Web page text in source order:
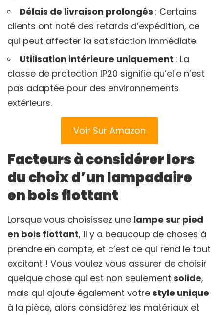
Délais de livraison prolongés : Certains
clients ont noté des retards d’expédition, ce
qui peut affecter la satisfaction immédiate.
Utilisation intérieure uniquement : La
classe de protection IP20 signifie qu’elle n’est
pas adaptée pour des environnements
extérieurs.
Voir Sur Amazon
Facteurs à considérer lors
du choix d’un lampadaire
en bois flottant
Lorsque vous choisissez une lampe sur pied
en bois flottant, il y a beaucoup de choses à
prendre en compte, et c’est ce qui rend le tout
excitant ! Vous voulez vous assurer de choisir
quelque chose qui est non seulement solide,
mais qui ajoute également votre style unique
à la pièce, alors considérez les matériaux et